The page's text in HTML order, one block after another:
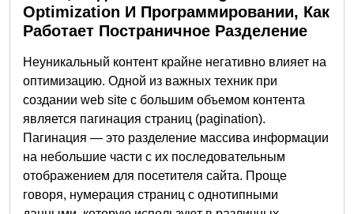
Optimization И Программировании, Как
Работает Постраничное Разделение
Неуникальный контент крайне негативно влияет на
оптимизацию. Одной из важных техник при
создании web site с большим объемом контента
является пагинация страниц (pagination).
Пагинация — это разделение массива информации
на небольшие части с их последовательным
отображением для посетителя сайта. Проще
говоря, нумерация страниц с однотипными